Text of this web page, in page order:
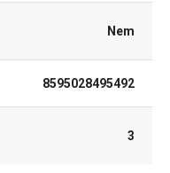
Nem
8595028495492
3